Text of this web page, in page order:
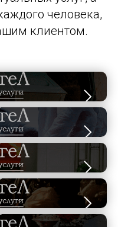
человека,
клиентом.